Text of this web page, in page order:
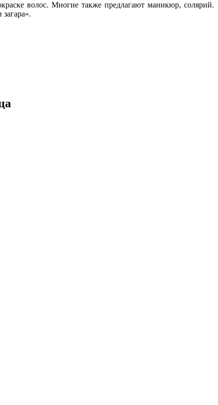
волос. Многие также предлагают маникюр, солярий.